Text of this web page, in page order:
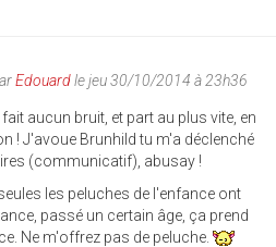
Edouardle jeu 30/10/2014 à 23h36
aucun bruit, et part au plus vite, en
! J'avoue Brunhild tu m'a déclenché
(communicatif), abusay !
les peluches de l'enfance ont
passé un certain âge, ça prend
Ne m'offrez pas de peluche.